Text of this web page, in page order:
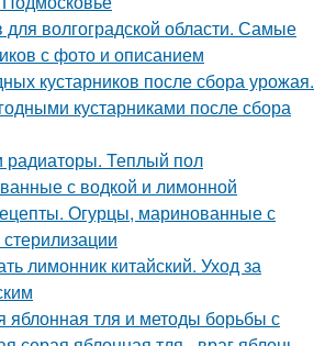
для волгоградской области. Самые
с фото и описанием
кустарников после сбора урожая.
кустарниками после сбора
радиаторы. Теплый пол
с водкой и лимонной
Огурцы, маринованные с
лимонник китайский. Уход за
яблонная тля и методы борьбы с